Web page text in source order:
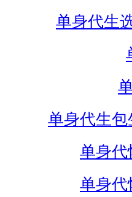
单身代生
单身代生包
单身代
单身代